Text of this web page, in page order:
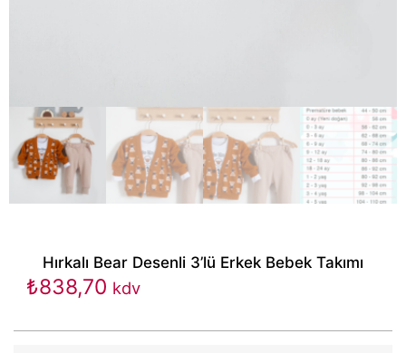
Hırkalı Bear Desenli 3’lü Erkek Bebek Takımı
₺838,70 kdv